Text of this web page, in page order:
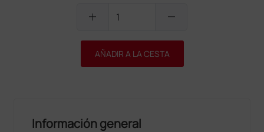
add remove
AÑADIR A LA CESTA
Información general